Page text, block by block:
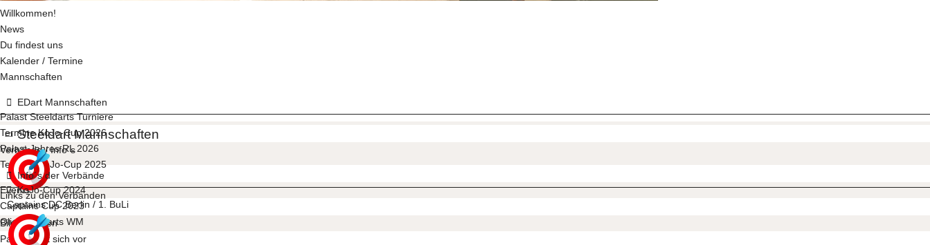
Willkommen!
News
Du findest uns
Kalender / Termine
Mannschaften
EDart Mannschaften
Steeldart Mannschaften
Captains DC Berlin / 1. BuLi
Palast Steeldarts Turniere
Termine KoJo-Cup 2026
Palast Jahres RL 2026
Termine KoJo-Cup 2025
KoJo-Cup 2024
Verbände / Info´s
Info´s der Verbände
Links zu den Verbänden
Events
Captains Cup 2023
Olic Steeldarts WM
Bilder / Alben
Palast stellt sich vor